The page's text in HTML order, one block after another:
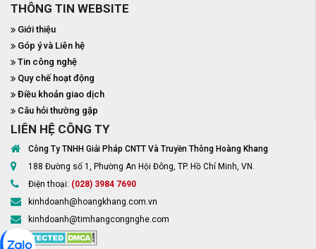
THÔNG TIN WEBSITE
Giới thiệu
Góp ý và Liên hệ
Tin công nghệ
Quy chế hoạt động
Điều khoản giao dịch
Câu hỏi thường gặp
LIÊN HỆ CÔNG TY
Công Ty TNHH Giải Pháp CNTT Và Truyền Thông Hoàng Khang
188 Đường số 1, Phường An Hội Đông, TP. Hồ Chí Minh, VN.
Điện thoại: (028) 3984 7690
kinhdoanh@hoangkhang.com.vn
kinhdoanh@timhangcongnghe.com